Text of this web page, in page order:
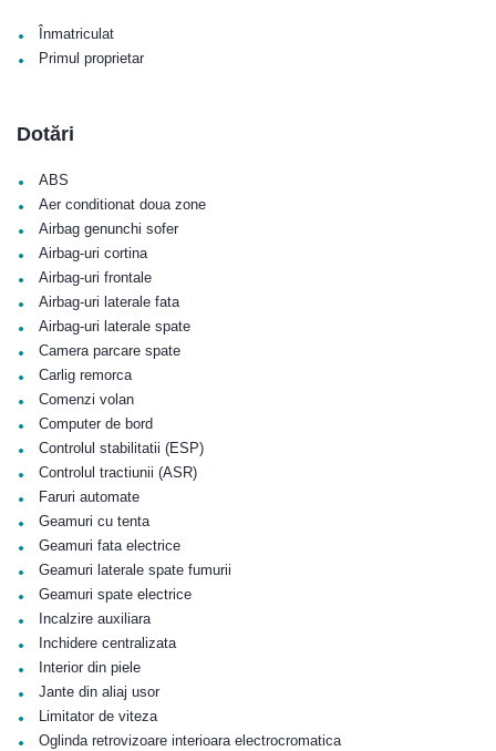
• Înmatriculat
• Primul proprietar
Dotări
• ABS
• Aer conditionat doua zone
• Airbag genunchi sofer
• Airbag-uri cortina
• Airbag-uri frontale
• Airbag-uri laterale fata
• Airbag-uri laterale spate
• Camera parcare spate
• Carlig remorca
• Comenzi volan
• Computer de bord
• Controlul stabilitatii (ESP)
• Controlul tractiunii (ASR)
• Faruri automate
• Geamuri cu tenta
• Geamuri fata electrice
• Geamuri laterale spate fumurii
• Geamuri spate electrice
• Incalzire auxiliara
• Inchidere centralizata
• Interior din piele
• Jante din aliaj usor
• Limitator de viteza
• Oglinda retrovizoare interioara electrocromatica